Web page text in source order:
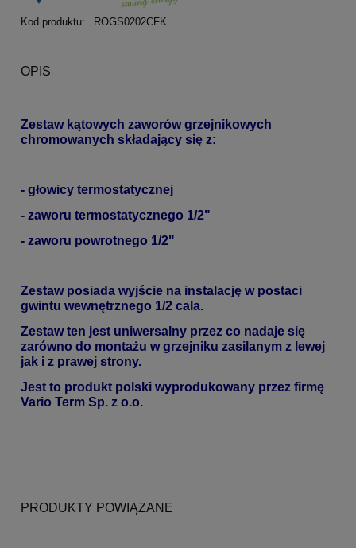
Kod produktu: ROGS0202CFK
OPIS
Zestaw kątowych zaworów grzejnikowych
chromowanych składający się z:
- głowicy termostatycznej
- zaworu termostatycznego 1/2"
- zaworu powrotnego 1/2"
Zestaw posiada wyjście na instalację w postaci
gwintu wewnętrznego 1/2 cala.
Zestaw ten jest uniwersalny przez co nadaje się
zarówno do montażu w grzejniku zasilanym z lewej
jak i z prawej strony.
Jest to produkt polski wyprodukowany przez firmę
Vario Term Sp. z o.o.
PRODUKTY POWIĄZANE